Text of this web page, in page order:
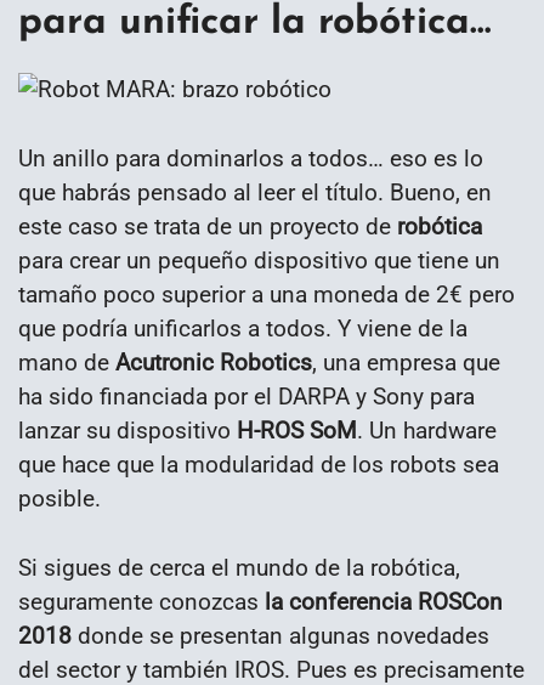
para unificar la robótica…
Un anillo para dominarlos a todos… eso es lo
que habrás pensado al leer el título. Bueno, en
este caso se trata de un proyecto de robótica
para crear un pequeño dispositivo que tiene un
tamaño poco superior a una moneda de 2€ pero
que podría unificarlos a todos. Y viene de la
mano de Acutronic Robotics, una empresa que
ha sido financiada por el DARPA y Sony para
lanzar su dispositivo H-ROS SoM. Un hardware
que hace que la modularidad de los robots sea
posible.
Si sigues de cerca el mundo de la robótica,
seguramente conozcas la conferencia ROSCon
2018 donde se presentan algunas novedades
del sector y también IROS. Pues es precisamente